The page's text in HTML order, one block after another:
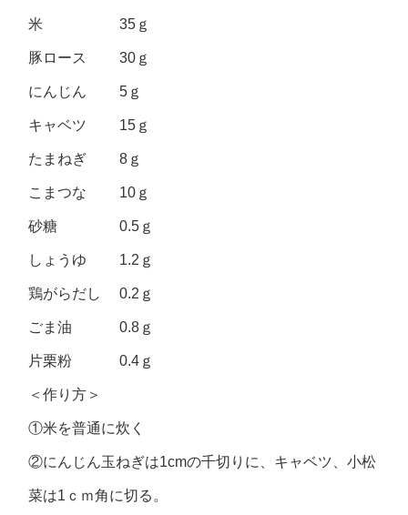
米 35ｇ
豚ロース 30ｇ
にんじん 5ｇ
キャベツ 15ｇ
たまねぎ 8ｇ
こまつな 10ｇ
砂糖 0.5ｇ
しょうゆ 1.2ｇ
鶏がらだし 0.2ｇ
ごま油 0.8ｇ
片栗粉 0.4ｇ
＜作り方＞
①米を普通に炊く
②にんじん玉ねぎは1cmの千切りに、キャベツ、小松
菜は1ｃｍ角に切る。